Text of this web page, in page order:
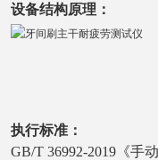
设备结构原理：
执行标准：
GB/T 36992-2019《手